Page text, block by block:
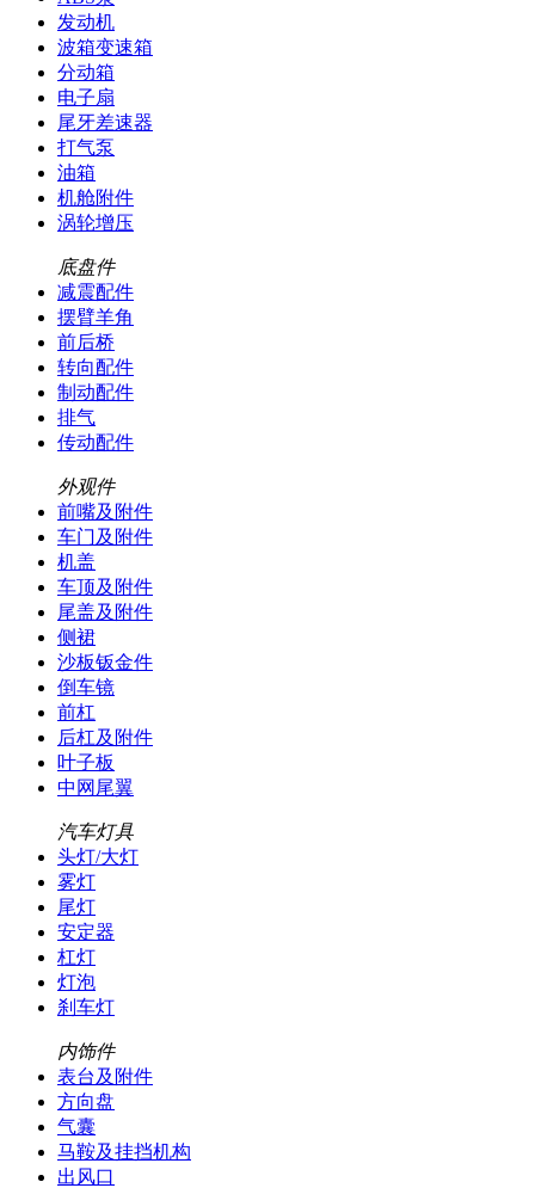
发动机
波箱变速箱
分动箱
电子扇
尾牙差速器
打气泵
油箱
机舱附件
涡轮增压
底盘件
减震配件
摆臂羊角
前后桥
转向配件
制动配件
排气
传动配件
外观件
前嘴及附件
车门及附件
机盖
车顶及附件
尾盖及附件
侧裙
沙板钣金件
倒车镜
前杠
后杠及附件
叶子板
中网尾翼
汽车灯具
头灯/大灯
雾灯
尾灯
安定器
杠灯
灯泡
刹车灯
内饰件
表台及附件
方向盘
气囊
马鞍及挂挡机构
出风口